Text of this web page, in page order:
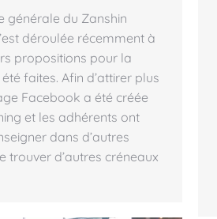
générale du Zanshin
déroulée récemment à
propositions pour la
faites. Afin d’attirer plus
Facebook a été créée
et les adhérents ont
dans d’autres
trouver d’autres créneaux